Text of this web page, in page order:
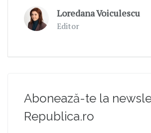
Loredana Voiculescu
Editor
Abonează-te la
Republica.ro